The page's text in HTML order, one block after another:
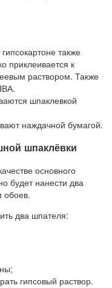
также
приклеивается к
раствором. Также
шпаклевкой
наждачной бумагой.
шпаклёвки
основного
будет нанести два
обоев.
два шпателя:
гипсовый раствор.